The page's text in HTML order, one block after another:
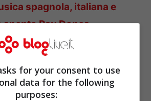
spagnola, italiana e
spento Pau Dones,
Jarabe De Palo. Da
Fabi: come lo
italiani che lo hanno
for your consent to use
data for the following
purposes: